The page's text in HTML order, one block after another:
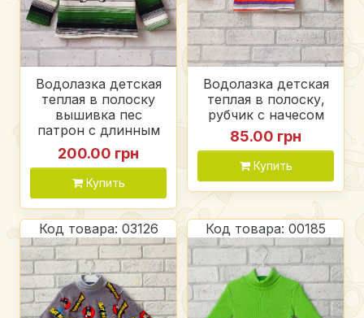
Водолазка детская
теплая в полоску
вышивка пес
патрон с длинным
рукавом воротник
стойка оверсайз,
стрейч вязка
200.00 грн
Купить
Водолазка детская
теплая в полоску,
рубчик с начесом
85.00 грн
Купить
Код товара: 03126 Код товара: 00185